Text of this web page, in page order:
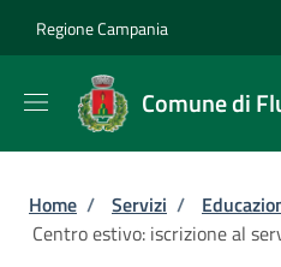
Regione Campania
Comune di
Briciole di pane
Home / Servizi /
Centro estivo: iscrizione al